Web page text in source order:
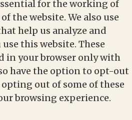
for the working of
the website. We also use
help us analyze and
this website. These
in your browser only with
have the option to opt-out
out of some of these
browsing experience.